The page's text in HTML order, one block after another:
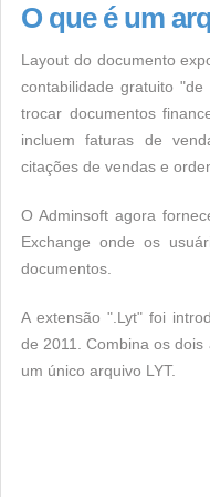
O que é um
Layout do documento
contabilidade gratuito
trocar documentos
incluem faturas de
citações de vendas e
O Adminsoft agora
Exchange onde os
documentos.
A extensão ".Lyt" foi
de 2011. Combina os
um único arquivo LYT.